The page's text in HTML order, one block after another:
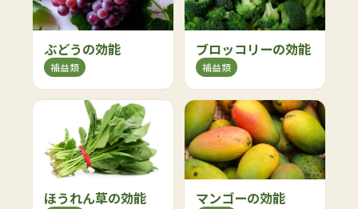
ぶどうの効能
補益類
ブロッコリーの効能
補益類
ほうれん草の効能 マンゴーの効能